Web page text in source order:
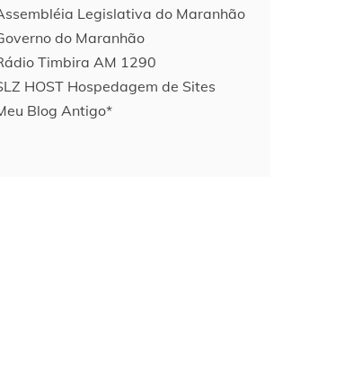
Legislativa do Maranhão
do Maranhão
Timbira AM 1290
HOST Hospedagem de Sites
Blog Antigo*